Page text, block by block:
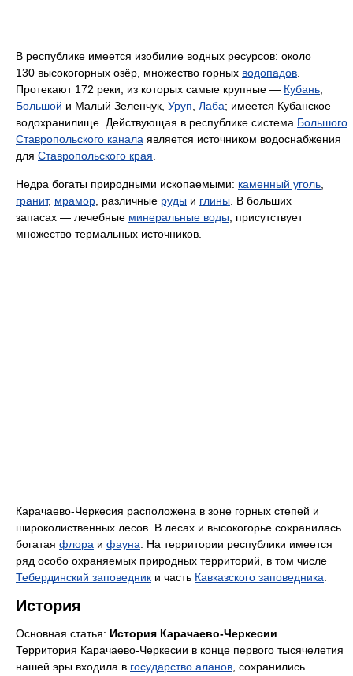
В республике имеется изобилие водных ресурсов: около
130 высокогорных озёр, множество горных водопадов.
Протекают 172 реки, из которых самые крупные — Кубань,
Большой и Малый Зеленчук, Уруп, Лаба; имеется Кубанское
водохранилище. Действующая в республике система Большого
Ставропольского канала является источником водоснабжения
для Ставропольского края.
Недра богаты природными ископаемыми: каменный уголь,
гранит, мрамор, различные руды и глины. В больших
запасах — лечебные минеральные воды, присутствует
множество термальных источников.
Карачаево-Черкесия расположена в зоне горных степей и
широколиственных лесов. В лесах и высокогорье сохранилась
богатая флора и фауна. На территории республики имеется
ряд особо охраняемых природных территорий, в том числе
Тебердинский заповедник и часть Кавказского заповедника.
История
Основная статья: История Карачаево-Черкесии
Территория Карачаево-Черкесии в конце первого тысячелетия
нашей эры входила в государство аланов, сохранились